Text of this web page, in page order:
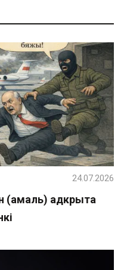
(амаль) адкрыта
24.07.2026